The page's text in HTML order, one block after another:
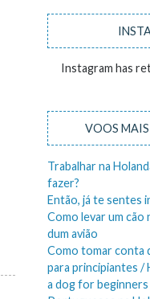
Instagram has
VOOS
Trabalhar na
fazer?
Então, já te sentes
Como levar um cão
dum avião
Como tomar conta
para principiantes
a dog for beginners